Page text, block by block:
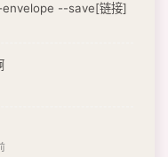
--save[链接]